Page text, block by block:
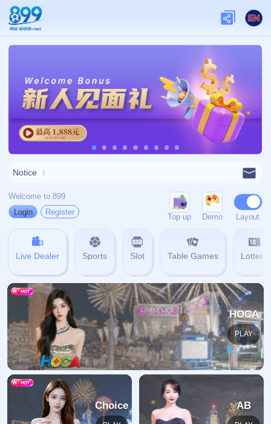
关于我们
关于九游娱乐
查看更多
网站首页 404
地址:
福建省漳州市芗城区石亭镇